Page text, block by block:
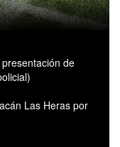
de
Las Heras por